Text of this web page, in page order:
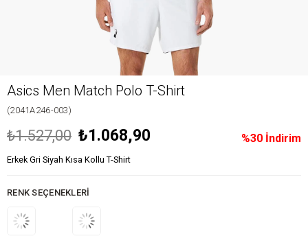
Asics Men Match Polo T-Shirt
(2041A246-003)
%30 İndirim
₺1.527,00 ₺1.068,90
Erkek Gri Siyah Kısa Kollu T-Shirt
RENK SEÇENEKLERI